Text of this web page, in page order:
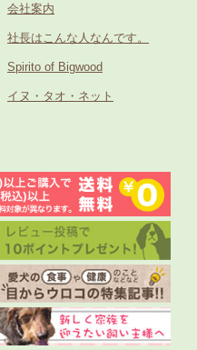
会社案内
社長はこんな人なんです。
Spirito of Bigwood
イヌ・タオ・ネット